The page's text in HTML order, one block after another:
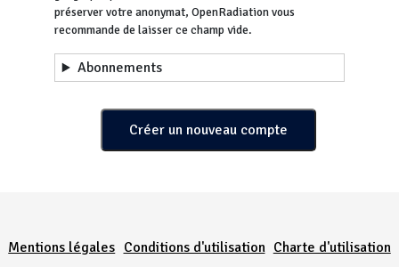
préserver votre anonymat, OpenRadiation vous
recommande de laisser ce champ vide.
Abonnements
Mentions légales Conditions d'utilisation Charte d'utilisation